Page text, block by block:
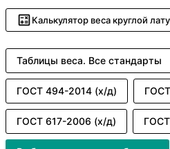
Калькулятор веса круглой
Таблицы веса. Все стандарты
ГОСТ 494-2014 (х/д)
ГОСТ 617-2006 (х/д)